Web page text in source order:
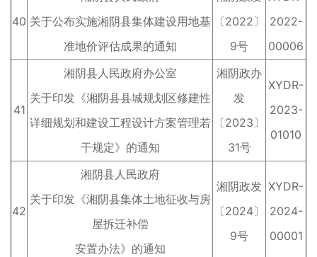
40 关于公布实施湘阴县集体建设用地基
准地价评估成果的通知
〔2022〕
9号
2022-
00006
41
湘阴县人民政府办公室
关于印发《湘阴县县城规划区修建性
详细规划和建设工程设计方案管理若
干规定》的通知
湘阴政办
发
〔2023〕
31号
XYDR-
2023-
01010
42
湘阴县人民政府
关于印发《湘阴县集体土地征收与房
屋拆迁补偿
安置办法》的通知
湘阴政发
〔2024〕
9号
XYDR-
2024-
00001